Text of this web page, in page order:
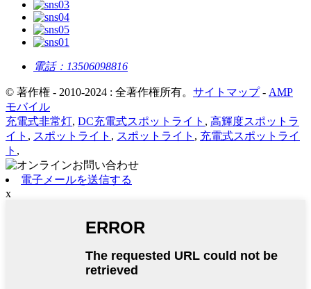
電話： 13506098816
© 著作権 - 2010-2024 : 全著作権所有。 サイトマップ- AMP
モバイル
充電式非常灯, DC充電式スポットライト , 高輝度スポットラ
イト , スポットライト , スポットライト , 充電式スポットライ
ト ,
電子メールを送信する
x